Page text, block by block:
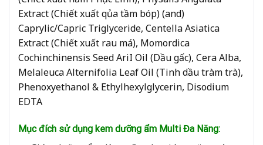
Extract(Chiếtxuấtqủatầm bóp) (and)
Caprylic/Capric Triglyceride, Centella Asiatica
Extract (Chiết xuất rau má), Momordica
Cochinchinensis SeedAriI Oil (Dầugấc), Cera Alba,
Melaleuca Alternifolia Leaf Oil (Tinhdầu tràm trà),
Phenoxyethanol & Ethylhexylglycerin, Disodium
EDTA
Mục đích sử dụng kem dưỡng ẩm Multi Đa Năng: